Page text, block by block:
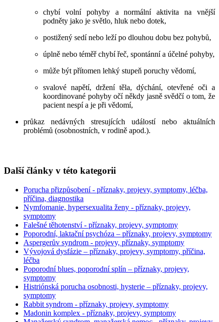
chybí volní pohyby a normální aktivita na vnější
podněty jako je světlo, hluk nebo dotek,
postižený sedí nebo leží po dlouhou dobu bez pohybů,
úplně nebo téměř chybí řeč, spontánní a účelné pohyby,
může být přítomen lehký stupeň poruchy vědomí,
svalové napětí, držení těla, dýchání, otevřené oči a
koordinované pohyby očí někdy jasně svědčí o tom, že
pacient nespí a je při vědomí,
průkaz nedávných stresujících událostí nebo aktuálních
problémů (osobnostních, v rodině apod.).
Další články v této kategorii
Porucha přizpůsobení - příznaky, projevy, symptomy, léčba,
příčina, diagnostika
Nymfomanie, hypersexualita ženy - příznaky, projevy,
symptomy
Falešné těhotenství - příznaky, projevy, symptomy
Poporodní, laktační psychóza – příznaky, projevy, symptomy
Aspergerův syndrom - projevy, příznaky, symptomy
Vývojová dysfázie – příznaky, projevy, symptomy, příčina,
léčba
Poporodní blues, poporodní splín – příznaky, projevy,
symptomy
Histriónská porucha osobnosti, hysterie – příznaky, projevy,
symptomy
Rabbit syndrom - příznaky, projevy, symptomy
Madonin komplex - příznaky, projevy, symptomy